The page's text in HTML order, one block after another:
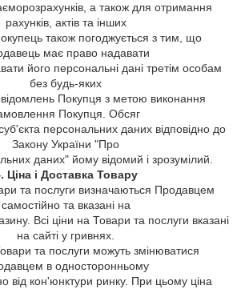
а також для отримання
рахунків, актів та інших
також погоджується з тим, що
має право надавати
його персональні дані третім особам
без будь-яких
Покупця з метою виконання
Покупця. Обсяг
персональних даних відповідно до
Закону України "Про
даних" йому відомий і зрозумілий.
Ціна і Доставка Товару
та послуги визначаються Продавцем
самостійно та вказані на
Всі ціни на Товари та послуги вказані
на сайті у гривнях.
та послуги можуть змінюватися
в односторонньому
від кон'юнктури ринку. При цьому ціна